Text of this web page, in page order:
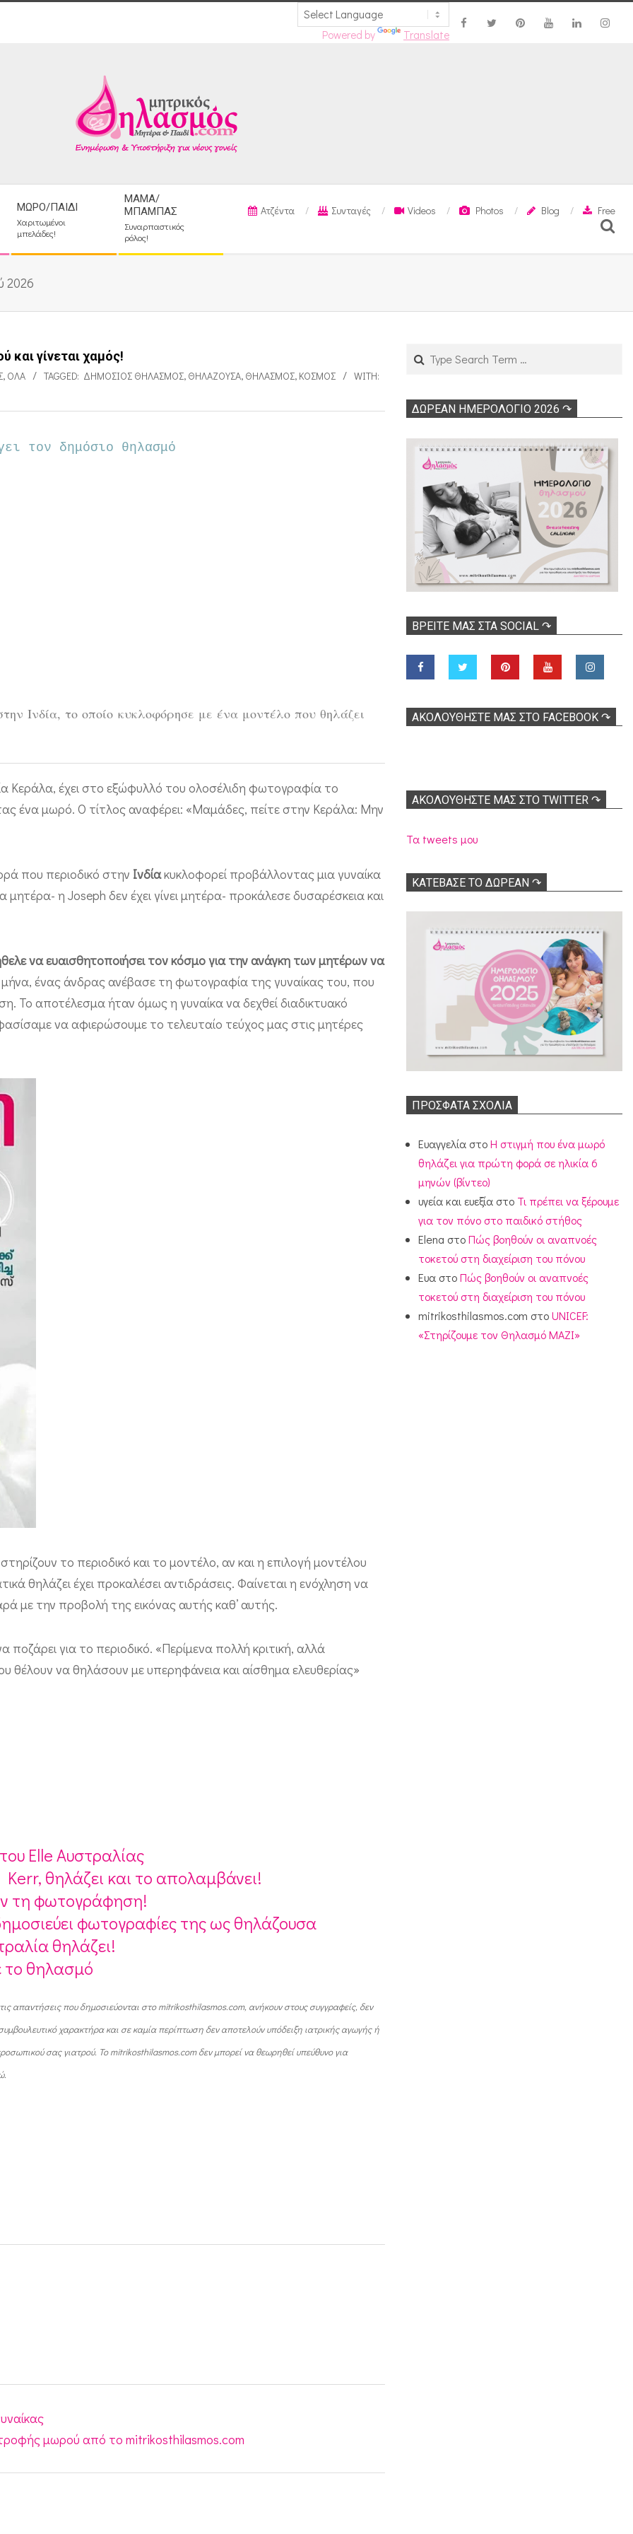
Powered by Translate
ΜΩΡΌ/ΠΑΙΔΊ
Χαριτωμένοι
μπελάδες!
ΜΑΜΆ/
ΜΠΑΜΠΆΣ
Συναρπαστικός
ρόλος!
Ατζέντα Συνταγές Videos Photos Blog
Free
Search
2026
και γίνεται χαμός!
, ΌΛΑ TAGGED: ΔΗΜΌΣΙΟΣ ΘΗΛΑΣΜΌΣ, ΘΗΛΆΖΟΥΣΑ, ΘΗΛΑΣΜΌΣ, ΚΌΣΜΟΣ
WITH:
τον δημόσιο θηλασμό
Ινδία, το οποίο κυκλοφόρησε με ένα μοντέλο που θηλάζει
Κεράλα, έχει στο εξώφυλλό του ολοσέλιδη φωτογραφία το
ένα μωρό. Ο τίτλος αναφέρει: «Μαμάδες, πείτε στην Κεράλα: Μην
που περιοδικό στην Ινδίακυκλοφορεί προβάλλοντας μια γυναίκα
η Joseph δεν έχει γίνει μητέρα- προκάλεσε δυσαρέσκεια και
να ευαισθητοποιήσει τον κόσμο για την ανάγκη των μητέρων να
μήνα, ένας άνδρας ανέβασε τη φωτογραφία της γυναίκας του, που
Το αποτέλεσμα ήταν όμως η γυναίκα να δεχθεί διαδικτυακό
να αφιερώσουμε το τελευταίο τεύχος μας στις μητέρες
το περιοδικό και το μοντέλο, αν και η επιλογή μοντέλου
θηλάζει έχει προκαλέσει αντιδράσεις. Φαίνεται η ενόχληση να
με την προβολή της εικόνας αυτής καθ’ αυτής.
για το περιοδικό. «Περίμενα πολλή κριτική, αλλά
να θηλάσουν με υπερηφάνεια και αίσθημα ελευθερίας»
Elle Αυστραλίας
θηλάζει και το απολαμβάνει!
τη φωτογράφηση!
φωτογραφίες της ως θηλάζουσα
θηλάζει!
το θηλασμό
απαντήσεις που δημοσιεύονται στο mitrikosthilasmos.com, ανήκουν στους συγγραφείς, δεν
χαρακτήρα και σε καμία περίπτωση δεν αποτελούν υπόδειξη ιατρικής αγωγής ή
σας γιατρού. Το mitrikosthilasmos.com δεν μπορεί να θεωρηθεί υπεύθυνο για
μωρού από το mitrikosthilasmos.com
Search
ΔΩΡΕΑΝ ΗΜΕΡΟΛΟΓΙΟ 2026 ↷
ΒΡΕΊΤΕ ΜΑΣ ΣΤΑ SOCIAL ↷
ΑΚΟΛOΥΘΉΣΤΕ ΜΑΣ ΣΤΟ FACEBOOK ↷
ΑΚΟΛΟΥΘΉΣΤΕ ΜΑΣ ΣΤΟ TWITTER ↷
Τα tweets μου
ΚΑΤΕΒΑΣΕ ΤΟ ΔΩΡΕΑΝ ↷
ΠΡΌΣΦΑΤΑ ΣΧΌΛΙΑ
Ευαγγελία στοΗ στιγμή που ένα μωρό
θηλάζει για πρώτη φορά σε ηλικία 6
μηνών (βίντεο)
υγεία και ευεξία στο Τι πρέπει να ξέρουμε
για τον πόνο στο παιδικό στήθος
Elena στοΠώς βοηθούν οι αναπνοές
τοκετού στη διαχείριση του πόνου
Ευα στοΠώς βοηθούν οι αναπνοές
τοκετού στη διαχείριση του πόνου
mitrikosthilasmos.com στοUNICEF:
«Στηρίζουμε τον Θηλασμό ΜΑΖΙ»